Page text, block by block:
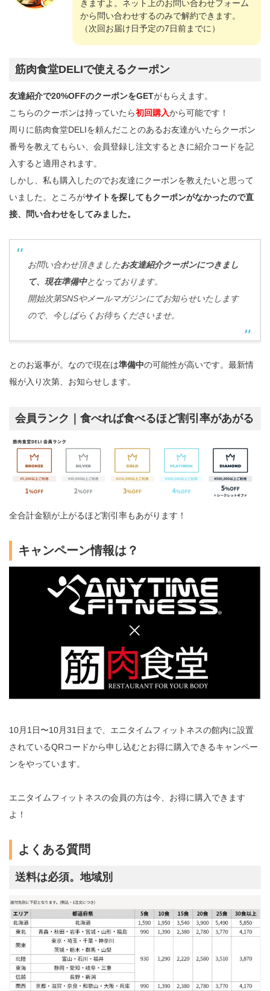
きますよ。ネット上のお問い合わせフォーム
から問い合わせするのみで解約できます。
（次回お届け日予定の7日前までに）
筋肉食堂DELIで使えるクーポン
友達紹介で20%OFFのクーポンをGETがもらえます。
こちらのクーポンは持っていたら初回購入から可能です！
周りに筋肉食堂DELIを頼んだことのあるお友達がいたらクーポン
番号を教えてもらい、会員登録し注文するときに紹介コードを記
入すると適用されます。
しかし、私も購入したのでお友達にクーポンを教えたいと思って
いました。ところがサイトを探してもクーポンがなかったので直
接、問い合わせをしてみました。
お問い合わせ頂きましたお友達紹介クーポンにつきまし
て、現在準備中となっております。
開始次第SNSやメールマガジンにてお知らせいたします
ので、今しばらくお待ちくださいませ。
とのお返事が。なので現在は準備中の可能性が高いです。最新情
報が入り次第、お知らせします。
会員ランク｜食べれば食べるほど割引率があがる
全合計金額が上がるほど割引率もあがります！
キャンペーン情報は？
10月1日〜10月31日まで、エニタイムフィットネスの館内に設置
されているQRコードから申し込むとお得に購入できるキャンペー
ンをやっています。
エニタイムフィットネスの会員の方は今、お得に購入できます
よ！
よくある質問
送料は必須。地域別